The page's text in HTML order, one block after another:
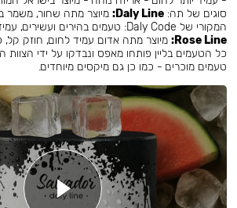
סוגים של תה:Daly Line: מיוצר מתה שחור, משמר
המקורי של Daly Code: טעמים בהירים ועשירים, עמידים לחום ומלאים בעשן.
Rose Line: מיוצר מתה אדום עמיד לחום, חוזק קל,
כל הטעמים בליין פותחו מאפס ונבדקו על ידי הצוות
טעמים מוכרים - כמו כן גם מיקסים מיוחדים.